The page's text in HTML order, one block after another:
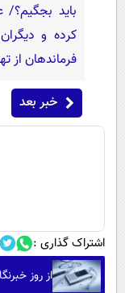
باید
کرده و
فرماندهان از
خبر بعد
اشتراک گذاری :
از روز